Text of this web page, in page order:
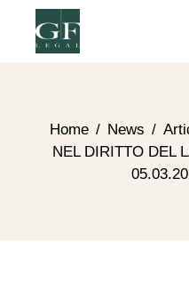
Home News
NEL DIRITTO DEL